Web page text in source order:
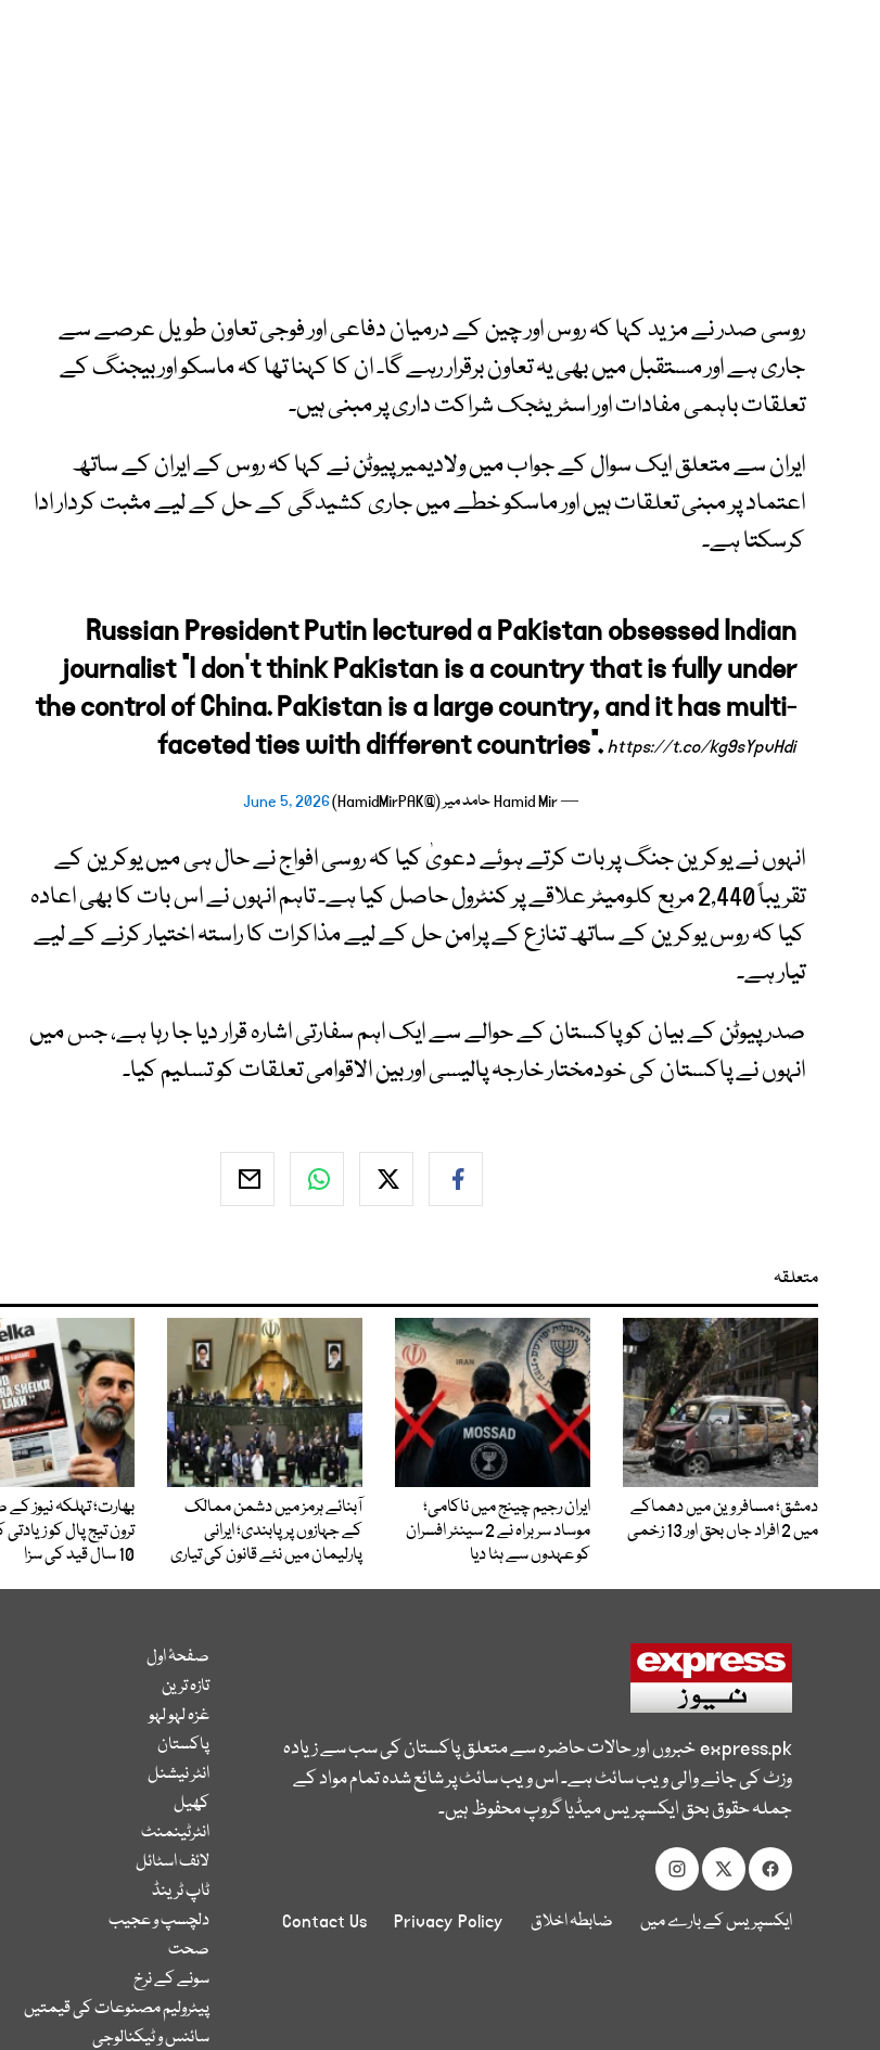
روسی صدر نے مزید کہا کہ روس اور چین کے درمیان دفاعی اور فوجی تعاون طویل عرصے سے
جاری ہے اور مستقبل میں بھی یہ تعاون برقرار رہے گا۔ ان کا کہنا تھا کہ ماسکو اور بیجنگ کے
تعلقات باہمی مفادات اور اسٹریٹجک شراکت داری پر مبنی ہیں۔
ایران سے متعلق ایک سوال کے جواب میں ولادیمیر پیوٹن نے کہا کہ روس کے ایران کے ساتھ
اعتماد پر مبنی تعلقات ہیں اور ماسکو خطے میں جاری کشیدگی کے حل کے لیے مثبت کردار ادا
کرسکتا ہے۔
Russian President Putin lectured a Pakistan obsessed Indian
journalist “I don't think Pakistan is a country that is fully under
the control of China. Pakistan is a large country, and it has multi-
faceted ties with different countries”.https://t.co/kg9sYpvHdi
— Hamid Mir حامد میر (@HamidMirPAK) June 5, 2026
انہوں نے یوکرین جنگ پر بات کرتے ہوئے دعویٰ کیا کہ روسی افواج نے حال ہی میں یوکرین کے
تقریباً 2,440 مربع کلومیٹر علاقے پر کنٹرول حاصل کیا ہے۔ تاہم انہوں نے اس بات کا بھی اعادہ
کیا کہ روس یوکرین کے ساتھ تنازع کے پرامن حل کے لیے مذاکرات کا راستہ اختیار کرنے کے لیے
تیار ہے۔
صدر پیوٹن کے بیان کو پاکستان کے حوالے سے ایک اہم سفارتی اشارہ قرار دیا جا رہا ہے، جس میں
انہوں نے پاکستان کی خودمختار خارجہ پالیسی اور بین الاقوامی تعلقات کو تسلیم کیا۔
متعلقہ
دمشق؛ مسافر وین میں دھماکے
میں 2 افراد جاں بحق اور 13 زخمی
ایران رجیم چینج میں ناکامی؛
موساد سربراہ نے 2 سینئر افسران
کو عہدوں سے ہٹا دیا
آبنائے ہرمز میں دشمن ممالک
کے جہازوں پر پابندی؛ ایرانی
پارلیمان میں نئے قانون کی تیاری
بھارت؛ تہلکہ نیوز
ترون تیج پال کو
10 سال قید کی سزا
express.pkخبروں اور حالات حاضرہ سے متعلق پاکستان کی سب سے زیادہ
وزٹ کی جانے والی ویب سائٹ ہے۔ اس ویب سائٹ پر شائع شدہ تمام مواد کے
جملہ حقوق بحق ایکسپریس میڈیا گروپ محفوظ ہیں۔
ایکسپریس کے بارے میں ضابطہ اخلاق Privacy Policy
Contact Us
صفحۂ اول
تازہ ترین
غزہ لہو لہو
پاکستان
انٹر نیشنل
کھیل
انٹرٹینمنٹ
لائف اسٹائل
ٹاپ ٹرینڈ
دلچسپ و عجیب
صحت
سونے کے نرخ
پیٹرولیم مصنوعات کی قیمتیں
سائنس و ٹیکنالوجی